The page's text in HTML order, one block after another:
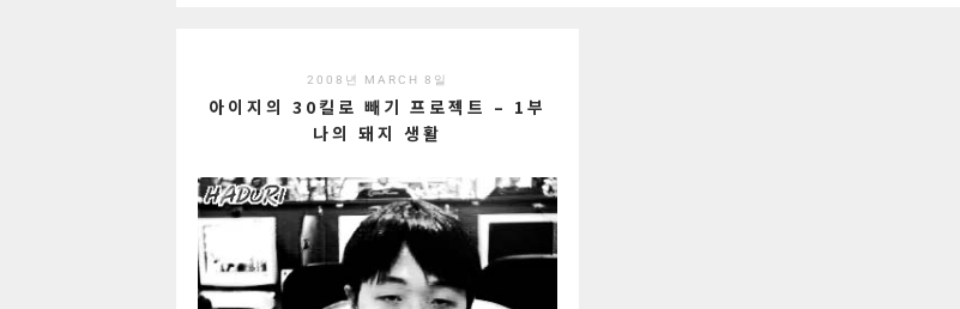
2008년 MARCH 8일
아이지의 30킬로 빼기 프로젝트 – 1부
나의 돼지 생활